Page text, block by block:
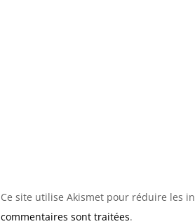
Ce site utilise Akismet pour réduire les
commentaires sont traitées.